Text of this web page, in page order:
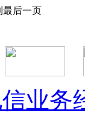
最后一页
业务